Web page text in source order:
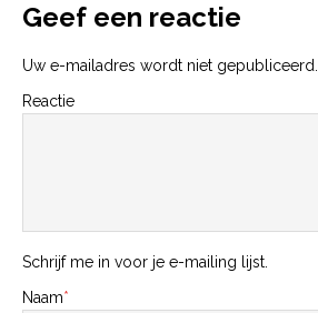
Geef een reactie
Uw e-mailadres wordt niet gepubliceerd.
Reactie
Schrijf me in voor je e-mailing lijst.
Naam*